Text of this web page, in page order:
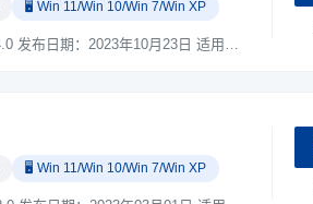
🖥️ Win 11/Win 10/Win 7/Win XP
爱普生Epson DS-32000 扫描仪驱动下载 版本：v6.7.44.0 发布日期：2023年10月23日 适用于：Windows XP / Windows 7 / Windows 10 / Windows 11 系统。 ...
🖥️ Win 11/Win 10/Win 7/Win XP